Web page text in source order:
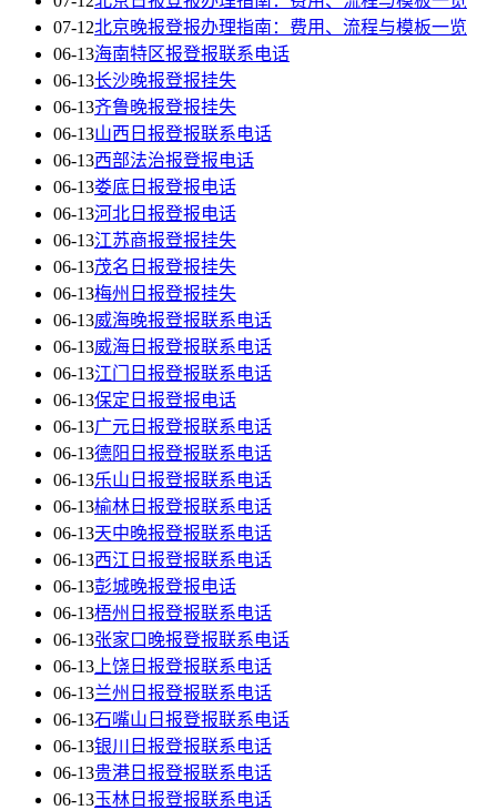
07-12北京晚报登报办理指南：费用、流程与模板一览
06-13海南特区报登报联系电话
06-13长沙晚报登报挂失
06-13齐鲁晚报登报挂失
06-13山西日报登报联系电话
06-13西部法治报登报电话
06-13娄底日报登报电话
06-13河北日报登报电话
06-13江苏商报登报挂失
06-13茂名日报登报挂失
06-13梅州日报登报挂失
06-13威海晚报登报联系电话
06-13威海日报登报联系电话
06-13江门日报登报联系电话
06-13保定日报登报电话
06-13广元日报登报联系电话
06-13德阳日报登报联系电话
06-13乐山日报登报联系电话
06-13榆林日报登报联系电话
06-13天中晚报登报联系电话
06-13西江日报登报联系电话
06-13彭城晚报登报电话
06-13梧州日报登报联系电话
06-13张家口晚报登报联系电话
06-13 上饶日报登报联系电话
06-13兰州日报登报联系电话
06-13石嘴山日报登报联系电话
06-13银川日报登报联系电话
06-13贵港日报登报联系电话
06-13玉林日报登报联系电话